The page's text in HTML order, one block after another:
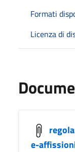
Formati
Licenza di
e-